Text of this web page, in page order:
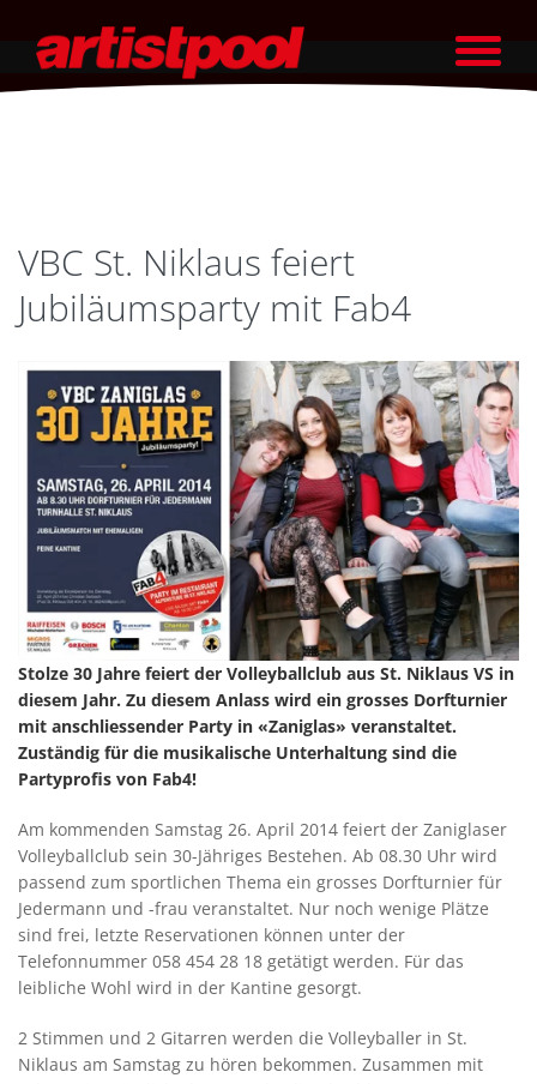
VBC St. Niklaus feiert
Jubiläumsparty mit Fab4
Stolze 30 Jahre feiert der Volleyballclub aus St. Niklaus VS in
diesem Jahr. Zu diesem Anlass wird ein grosses Dorfturnier
mit anschliessender Party in «Zaniglas» veranstaltet.
Zuständig für die musikalische Unterhaltung sind die
Partyprofis von Fab4!
Am kommenden Samstag 26. April 2014 feiert der Zaniglaser
Volleyballclub sein 30-Jähriges Bestehen. Ab 08.30 Uhr wird
passend zum sportlichen Thema ein grosses Dorfturnier für
Jedermann und -frau veranstaltet. Nur noch wenige Plätze
sind frei, letzte Reservationen können unter der
Telefonnummer 058 454 28 18 getätigt werden. Für das
leibliche Wohl wird in der Kantine gesorgt.
2 Stimmen und 2 Gitarren werden die Volleyballer in St.
Niklaus am Samstag zu hören bekommen. Zusammen mit